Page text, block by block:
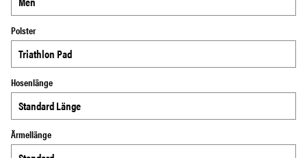
Polster
Hosenlänge
Ärmellänge